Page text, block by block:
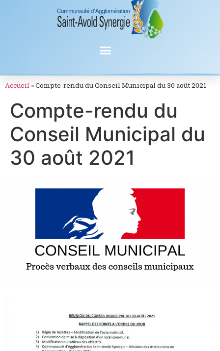
Accueil »Compte-rendu du Conseil Municipal du 30 août 2021
Compte-rendu du
Conseil Municipal du
30 août 2021